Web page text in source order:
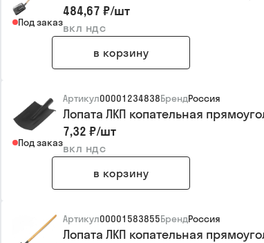
Под заказ
484,67 ₽/шт
вкл ндс
в корзину
Под заказ
Артикул00001234838БрендРоссия
Лопата ЛКП копательная
7,32 ₽/шт
вкл ндс
в корзину
Артикул00001583855БрендРоссия
Лопата ЛКП копательная